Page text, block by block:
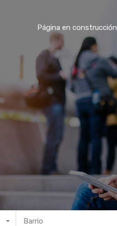
Página en construcción
Barrio